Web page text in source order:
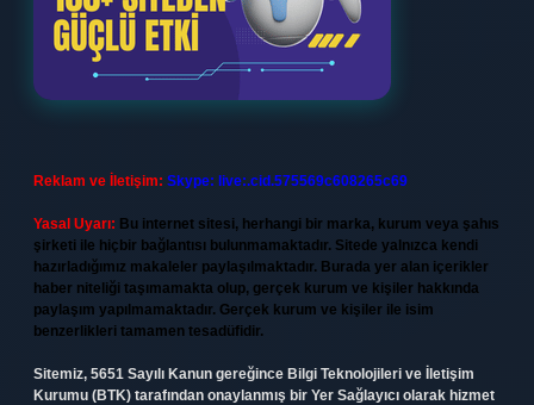
Reklam ve İletişim: Skype: live:.cid.575569c608265c69
Yasal Uyarı: Bu internet sitesi, herhangi bir marka, kurum veya şahıs
şirketi ile hiçbir bağlantısı bulunmamaktadır. Sitede yalnızca kendi
hazırladığımız makaleler paylaşılmaktadır. Burada yer alan içerikler
haber niteliği taşımamakta olup, gerçek kurum ve kişiler hakkında
paylaşım yapılmamaktadır. Gerçek kurum ve kişiler ile isim
benzerlikleri tamamen tesadüfidir.
Sitemiz, 5651 Sayılı Kanun gereğince Bilgi Teknolojileri ve İletişim
Kurumu (BTK) tarafından onaylanmış bir Yer Sağlayıcı olarak hizmet